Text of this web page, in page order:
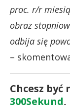
proc. r/r
obraz
odbija się
–
Chcesz być
300Sekund,